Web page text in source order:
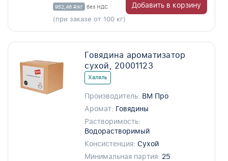
952,46 ₽/кг без НДС
(при заказе от 100 кг)
Добавить в корзину
Говядина ароматизатор
сухой, 20001123
Халяль
Производитель: ВМ Про
Аромат: Говядины
Растворимость:
Водорастворимый
Консистенция: Сухой
Минимальная партия: 25